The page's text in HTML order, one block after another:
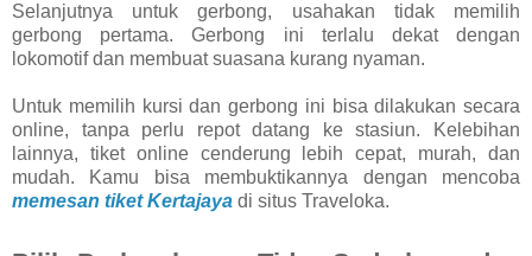
Selanjutnya untuk gerbong, usahakan tidak memilih
gerbong pertama. Gerbong ini terlalu dekat dengan
lokomotif dan membuat suasana kurang nyaman.
Untuk memilih kursi dan gerbong ini bisa dilakukan secara
online, tanpa perlu repot datang ke stasiun. Kelebihan
lainnya, tiket online cenderung lebih cepat, murah, dan
mudah. Kamu bisa membuktikannya dengan mencoba
memesan tiket Kertajaya di situs Traveloka.